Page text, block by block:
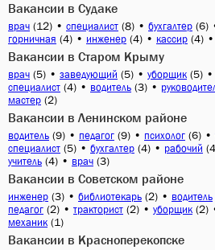
Вакансии в Судаке
врач (12) • специалист (8) • бухгалтер (6)
горничная (4) • инженер (4) • кассир (4) •
Вакансии в Старом Крыму
врач (5) • заведующий (5) • уборщик (5) •
специалист (4) • водитель (3) •
мастер (2)
Вакансии в Ленинском районе
водитель (9) • педагог (9) • психолог (6) •
специалист (5) • бухгалтер (4) • рабочий
учитель (4) • врач (3)
Вакансии в Советском районе
инженер (3) • библиотекарь (2) • водитель
педагог (2) • тракторист (2) • уборщик (2)
механик (1)
Вакансии в Красноперекопске